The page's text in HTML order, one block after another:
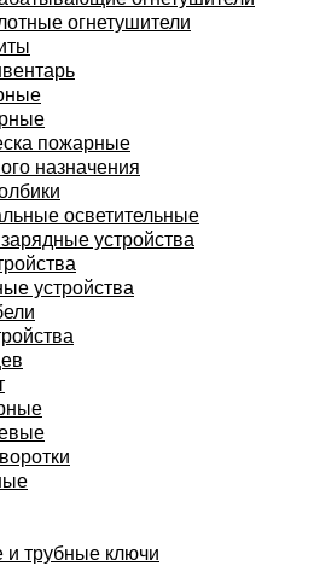
огнетушители
пожарные
назначения
осветительные
устройства
устройства
и трубные ключи